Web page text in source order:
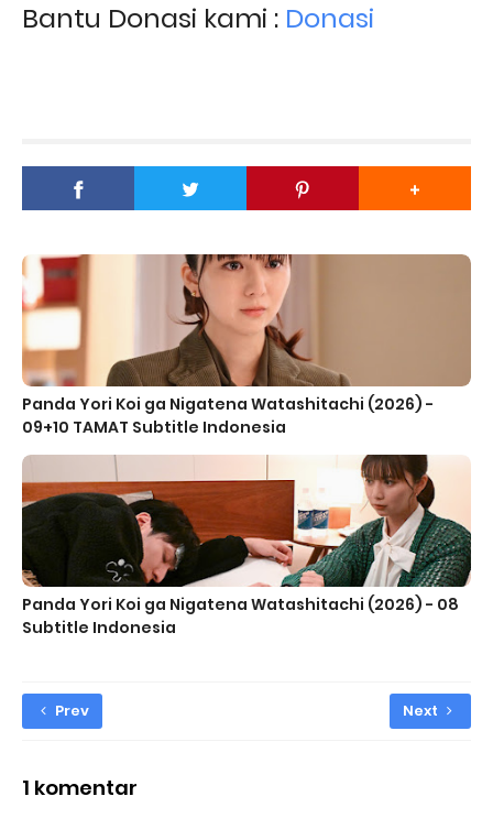
Bantu Donasi kami : Donasi
Panda Yori Koi ga Nigatena Watashitachi (2026) -
09+10 TAMAT Subtitle Indonesia
Panda Yori Koi ga Nigatena Watashitachi (2026) - 08
Subtitle Indonesia
Prev Next
1 komentar